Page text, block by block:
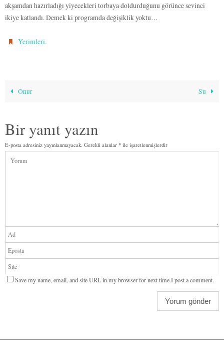
akşamdan hazırladığı yiyecekleri torbaya doldurduğunu görünce sevinci
ikiye katlandı. Demek ki programda değişiklik yoktu…
Yerimleri.
Onur Su
Bir yanıt yazın
E-posta adresiniz yayınlanmayacak. Gerekli alanlar * ile işaretlenmişlerdir
Save my name, email, and site URL in my browser for next time I post a comment.